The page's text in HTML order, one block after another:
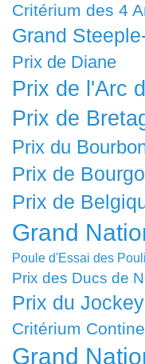
Critérium des 4
Grand
Prix de Diane
Prix de l'Arc
Prix de
Prix du
Prix de
Prix de
Grand
Poule d'Essai des
Prix des Ducs de
Prix du
Critérium
Grand